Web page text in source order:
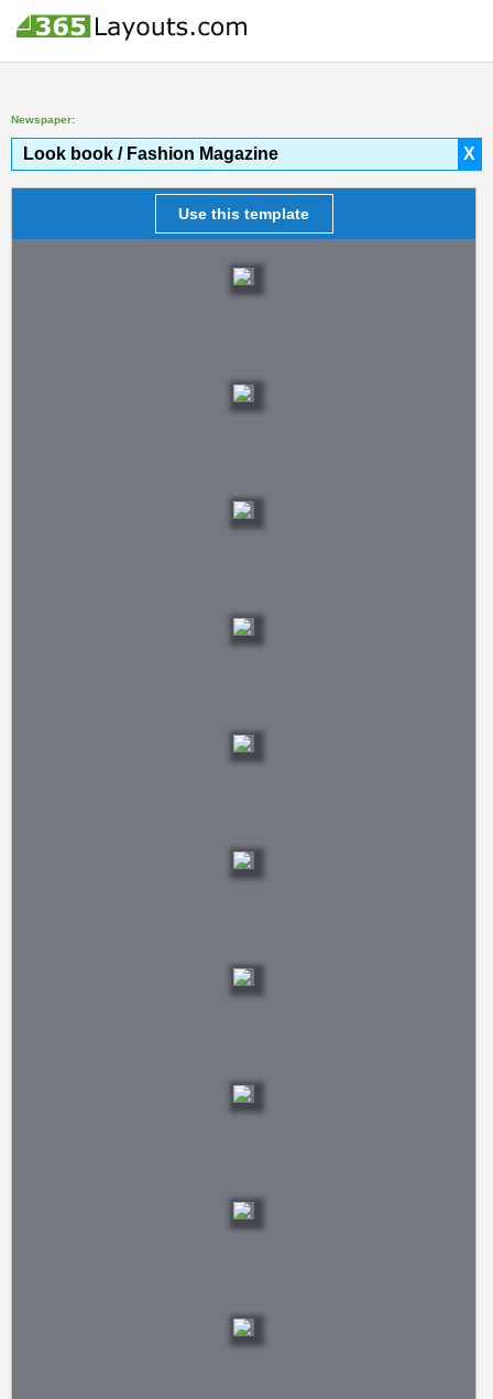
Newspaper:
X
Look book / Fashion Magazine
Use this template